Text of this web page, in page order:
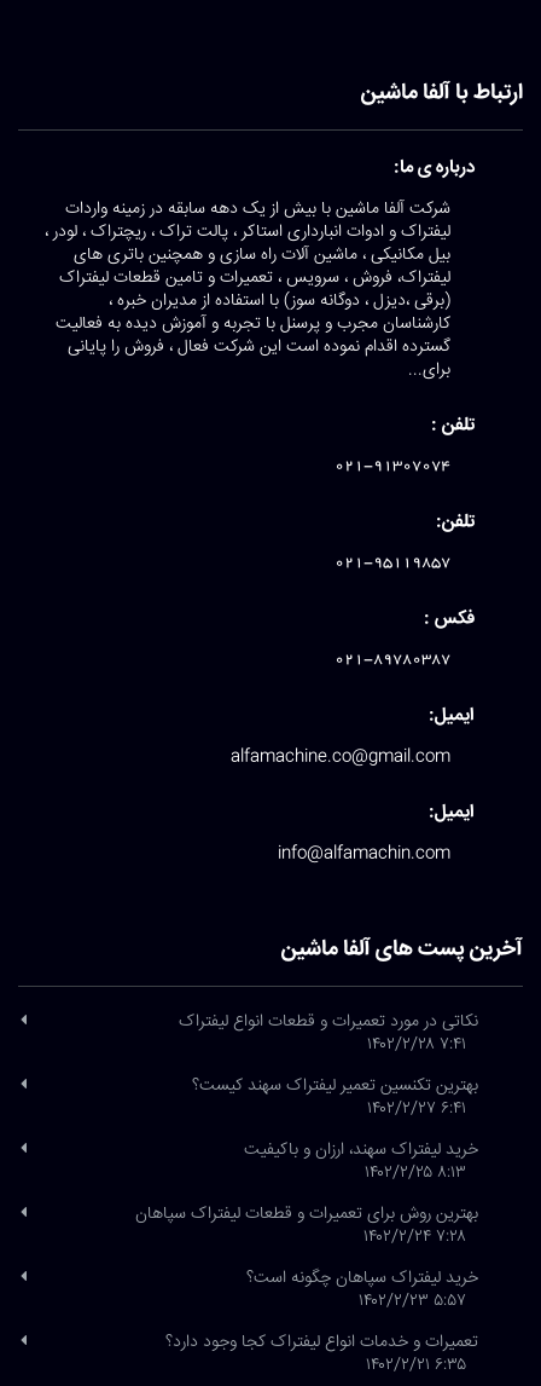
ارتباط با آلفا ماشین
درباره ی ما:
شرکت آلفا ماشین با بیش از یک دهه سابقه در زمینه واردات
لیفتراک و ادوات انبارداری استاکر ، پالت تراک ، ریچتراک ، لودر ،
بیل مکانیکی ، ماشین آلات راه سازی و همچنین باتری های
لیفتراک، فروش ، سرویس ، تعمیرات و تامین قطعات لیفتراک
(برقی ،دیزل ، دوگانه سوز) با استفاده از مدیران خبره ،
کارشناسان مجرب و پرسنل با تجربه و آموزش دیده به فعالیت
گسترده اقدام نموده است این شرکت فعال ، فروش را پایانی
برای...
تلفن :
021-91307074
تلفن:
021-95119857
فکس :
021-89780387
ایمیل:
alfamachine.co@gmail.com
ایمیل:
info@alfamachin.com
آخرین پست های آلفا ماشین
نکاتی در مورد تعمیرات و قطعات انواع لیفتراک
۷:۴۱ ۱۴۰۲/۲/۲۸
بهترین تکنسین تعمیر لیفتراک سهند کیست؟
۶:۴۱ ۱۴۰۲/۲/۲۷
خرید لیفتراک سهند، ارزان و باکیفیت
۸:۱۳ ۱۴۰۲/۲/۲۵
بهترین روش برای تعمیرات و قطعات لیفتراک سپاهان
۷:۲۸ ۱۴۰۲/۲/۲۴
خرید لیفتراک سپاهان چگونه است؟
۵:۵۷ ۱۴۰۲/۲/۲۳
تعمیرات و خدمات انواع لیفتراک کجا وجود دارد؟
۶:۳۵ ۱۴۰۲/۲/۲۱